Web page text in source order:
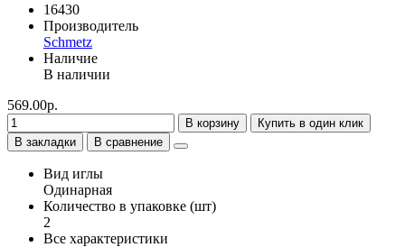
16430
Производитель
Schmetz
Наличие
В наличии
569.00р.
В корзину
Купить в один клик
В закладки
В сравнение
Вид иглы
Одинарная
Количество в упаковке (шт)
2
Все характеристики